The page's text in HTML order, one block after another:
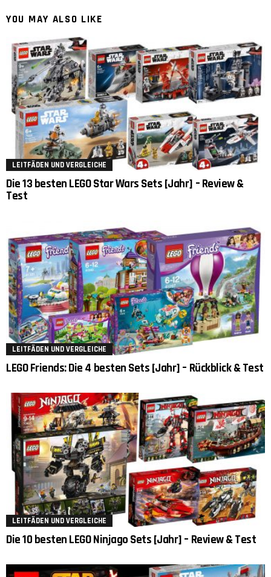
YOU MAY ALSO LIKE
LEITFÄDEN UND VERGLEICHE
Die 13 besten LEGO Star Wars Sets [Jahr] – Review &
Test
LEITFÄDEN UND VERGLEICHE
LEGO Friends: Die 4 besten Sets [Jahr] – Rückblick & Test
LEITFÄDEN UND VERGLEICHE
Die 10 besten LEGO Ninjago Sets [Jahr] – Review & Test